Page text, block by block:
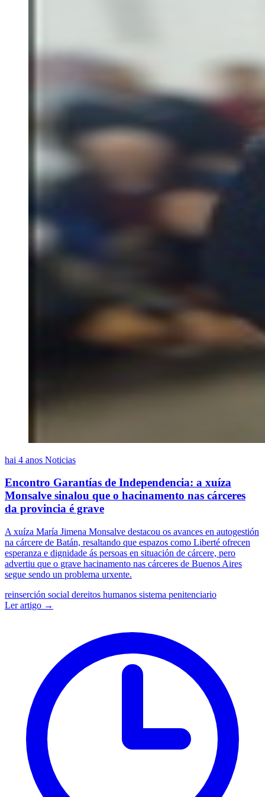
hai 4 anos Noticias
Encontro Garantías de Independencia: a xuíza
Monsalve sinalou que o hacinamento nas cárceres
da provincia é grave
A xuíza María Jimena Monsalve destacou os avances en autogestión
na cárcere de Batán, resaltando que espazos como Liberté ofrecen
esperanza e dignidade ás persoas en situación de cárcere, pero
advertiu que o grave hacinamento nas cárceres de Buenos Aires
segue sendo un problema urxente.
reinserción social dereitos humanos sistema penitenciario
Ler artigo →